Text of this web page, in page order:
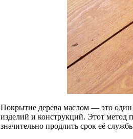
Покрытие дерева маслом — это
изделий и конструкций. Этот метод
значительно продлить срок её